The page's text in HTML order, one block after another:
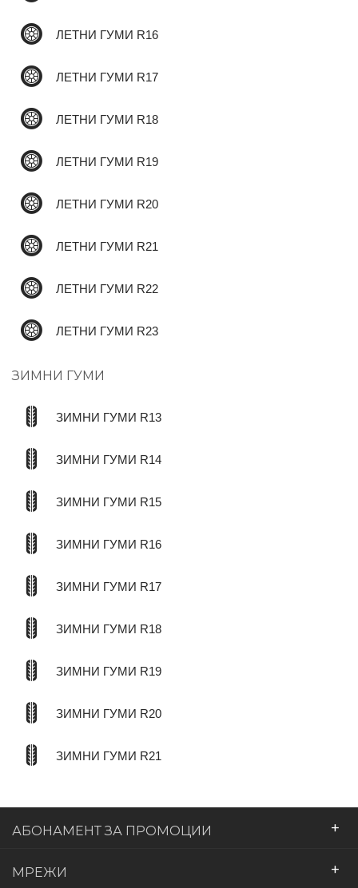
ЛЕТНИ ГУМИ R16
ЛЕТНИ ГУМИ R17
ЛЕТНИ ГУМИ R18
ЛЕТНИ ГУМИ R19
ЛЕТНИ ГУМИ R20
ЛЕТНИ ГУМИ R21
ЛЕТНИ ГУМИ R22
ЛЕТНИ ГУМИ R23
ЗИМНИ ГУМИ
ЗИМНИ ГУМИ R13
ЗИМНИ ГУМИ R14
ЗИМНИ ГУМИ R15
ЗИМНИ ГУМИ R16
ЗИМНИ ГУМИ R17
ЗИМНИ ГУМИ R18
ЗИМНИ ГУМИ R19
ЗИМНИ ГУМИ R20
ЗИМНИ ГУМИ R21
АБОНАМЕНТ ЗА ПРОМОЦИИ +
МРЕЖИ +